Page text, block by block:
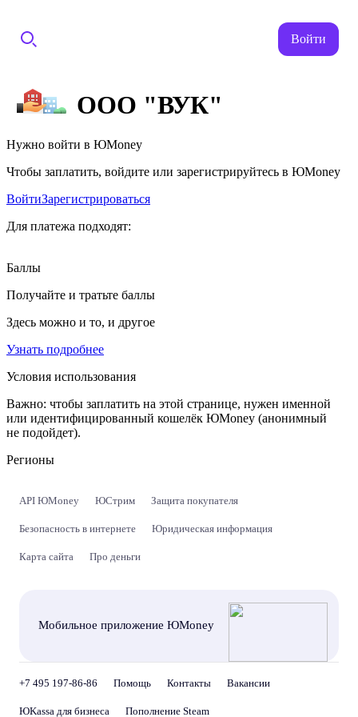
Войти
ООО "ВУК"
Нужно войти в ЮMoney
Чтобы заплатить, войдите или зарегистрируйтесь в ЮMoney
ВойтиЗарегистрироваться
Для платежа подходят:
Баллы
Получайте и тратьте баллы
Здесь можно и то, и другое
Узнать подробнее
Условия использования
Важно: чтобы заплатить на этой странице, нужен именной
или идентифицированный кошелёк ЮMoney (анонимный
не подойдет).
Регионы
API ЮMoney ЮСтрим Защита покупателя
Безопасность в интернете Юридическая информация
Карта сайта Про деньги
Мобильное приложение ЮMoney
+7 495 197-86-86 Помощь Контакты Вакансии
ЮKassa для бизнеса Пополнение Steam